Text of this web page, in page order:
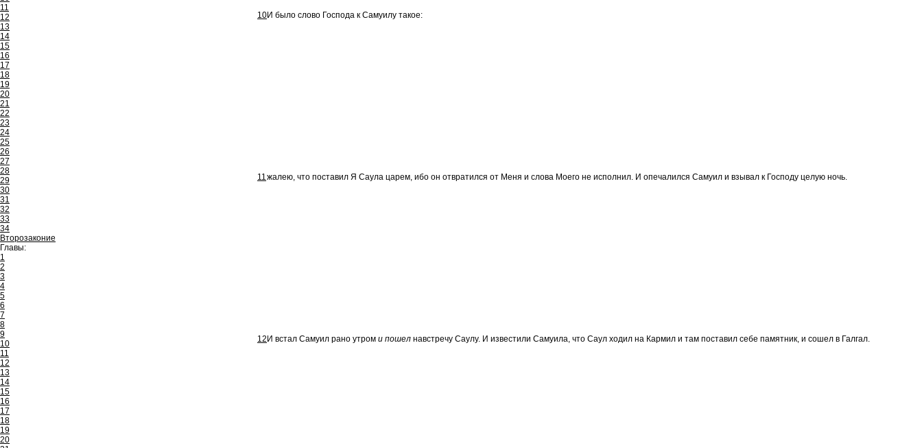
11
12
13
14
15
16
17
18
19
20
21
22
23
24
25
26
27
28
29
30
31
32
33
34
Второзаконие
Главы:
1
2
3
4
5
6
7
8
9
10
11
12
13
14
15
16
17
18
19
20
10И было слово Господа к Самуилу такое:
11жалею, что поставил Я Саула царем, ибо он отвратился от Меня и слова Моего не исполнил. И опечалился Самуил и взывал к Господу целую ночь.
12 И встал Самуил рано утром и пошел навстречу Саулу. И известили Самуила, что Саул ходил на Кармил и там поставил себе памятник, и сошел в Галгал.